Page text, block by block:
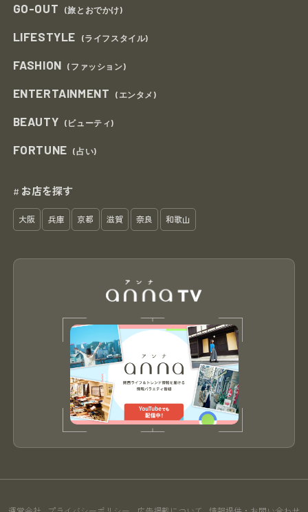
GO-OUT (旅とおでかけ)
LIFESTYLE (ライフスタイル)
FASHION (ファッション)
ENTERTAINMENT (エンタメ)
BEAUTY (ビューティ)
FORTUNE (占い)
# お店を探す
大阪 兵庫 京都 滋賀 奈良 和歌山